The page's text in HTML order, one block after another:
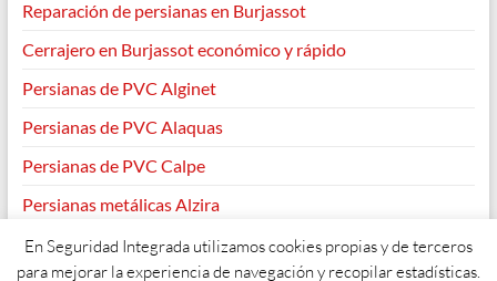
Reparación de persianas en Burjassot
Cerrajero en Burjassot económico y rápido
Persianas de PVC Alginet
Persianas de PVC Alaquas
Persianas de PVC Calpe
Persianas metálicas Alzira
En Seguridad Integrada utilizamos cookies propias y de terceros
para mejorar la experiencia de navegación y recopilar estadísticas.